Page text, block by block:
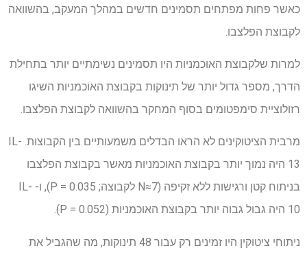
כאשר פחות מפתחים תסמינים חדשים במהלך המעקב, בהשוואה
לקבוצת הפלצבו.
למרות שלקבוצת האוכמניות היו תסמינים נשימתיים יותר בתחילת
הדרך, מספר גדול יותר של תינוקות בקבוצת האוכמניות השיגו
רזולוציית סימפטומים בסוף המחקר בהשוואה לקבוצת הפלצבו.
מרבית הציטוקינים לא הראו הבדלים משמעותיים בין הקבוצות. IL-
13 היה נמוך יותר בקבוצת האוכמניות מאשר בקבוצת הפלצבו
בניתוח קטן ורגישות ללא זקיפה (N≈7 לקבוצה; P = 0.035), ו- IL-
10 היה גבול גבוה יותר בקבוצת האוכמניות (P = 0.052).
ניתוחי ציטוקין היו זמינים רק עבור 48 תינוקות, מה שהגביל את